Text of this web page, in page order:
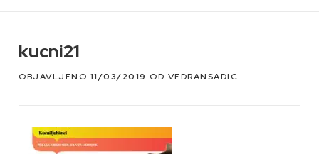
kucni21
OBJAVLJENO 11/03/2019 OD VEDRANSADIC